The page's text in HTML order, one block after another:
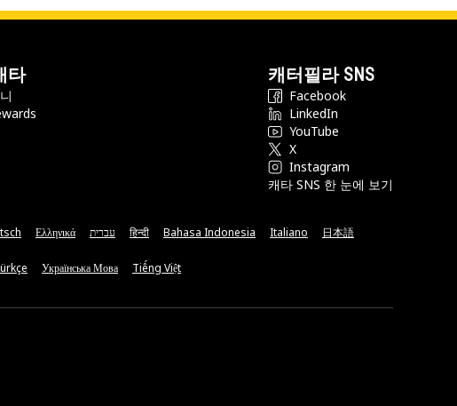
타 캐터필라 SNS
Facebook
LinkedIn
YouTube
X
Instagram
캐타 SNS 한 눈에 보기
Ελληνικά עברית हिन्दी Bahasa Indonesia Italiano 日本語
Українська Мова Tiếng Việt